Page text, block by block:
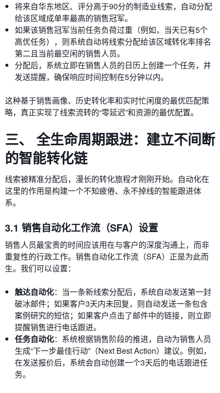
将来自华东地区、评分高于90分的制造业线索，自动分配
给该区域成单率最高的销售冠军。
如果该销售冠军当前任务负荷过重（例如，当天已有5个
高优任务），则系统自动将线索分配给该区域转化率排名
第二且当前最空闲的销售人员。
分配后，系统立即在销售人员的日历上创建一个任务，并
发送提醒，确保响应时间控制在5分钟以内。
这种基于销售画像、历史转化率和实时忙闲度的最优匹配策
略，真正实现了线索流转的“零延迟”和资源的最优配置。
三、 全生命周期跟进：建立不间断
的智能转化链
线索被精准分配后，漫长的转化旅程才刚刚开始。自动化在
这里的作用是构建一个不知疲倦、永不掉线的智能跟进体
系。
3.1 销售自动化工作流（SFA）设置
销售人员最宝贵的时间应该用在与客户的深度沟通上，而非
重复性的行政工作。销售自动化工作流（SFA）正是为此而
生。我们可以设置：
触达自动化：当一条新线索分配后，系统自动发送第一封
破冰邮件；如果客户3天内未回复，则自动发送一条包含
案例研究的短信；如果客户点击了邮件中的链接，则立即
提醒销售进行电话跟进。
任务自动化：系统根据销售阶段的推进，自动为销售人员
生成“下一步最佳行动”（Next Best Action）建议。例如，
在发送报价后，系统会自动创建一个3天后的电话跟进任
务。